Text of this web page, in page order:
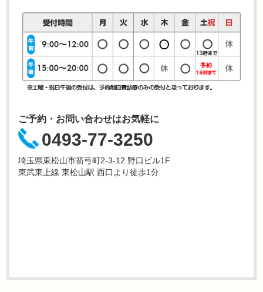
ご予約・お問い合わせはお気軽に
0493-77-3250
埼玉県東松山市箭弓町2-3-12 野口ビル1F
東武東上線 東松山駅 西口より徒歩1分